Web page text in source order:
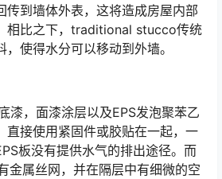
传到墙体外表，这将造成房屋内部
相比之下，traditional stucco传统
使得水分可以移动到外墙。
漆，面漆涂层以及EPS发泡聚苯乙
直接使用紧固件或胶贴在一起，一
板没有提供水气的排出途径。而
金属丝网，并在隔层中有细微的空